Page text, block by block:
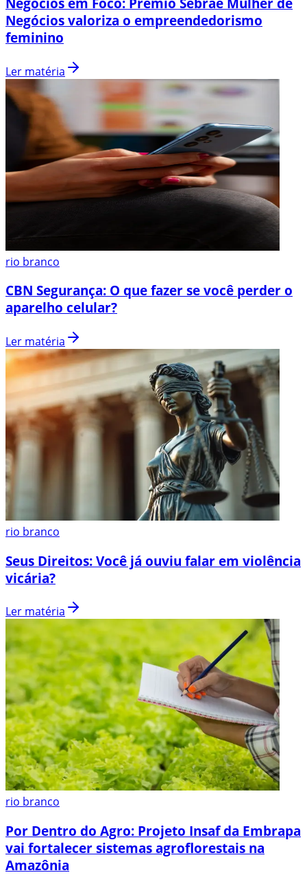
Negócios valoriza o empreendedorismo
feminino
Ler matéria
rio branco
CBN Segurança: O que fazer se você perder o
aparelho celular?
Ler matéria
rio branco
Seus Direitos: Você já ouviu falar em violência
vicária?
Ler matéria
rio branco
Por Dentro do Agro: Projeto Insaf da Embrapa
vai fortalecer sistemas agroflorestais na
Amazônia